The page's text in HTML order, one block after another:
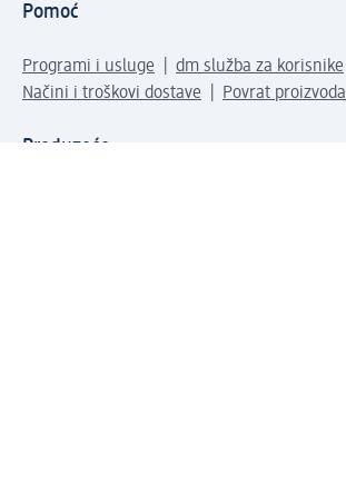
Pomoć
Programi i usluge
dm služba za korisnike
Načini i troškovi dostave
Povrat proizvoda
Preduzeće